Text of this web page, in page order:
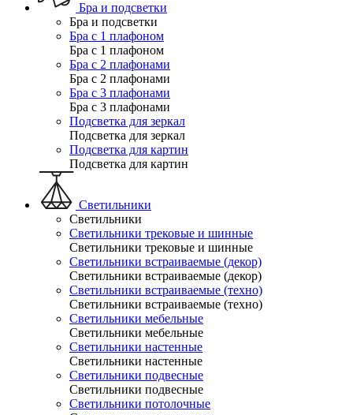
Бра и подсветки
Бра и подсветки
Бра с 1 плафоном
Бра с 1 плафоном
Бра с 2 плафонами
Бра с 2 плафонами
Бра с 3 плафонами
Бра с 3 плафонами
Подсветка для зеркал
Подсветка для зеркал
Подсветка для картин
Подсветка для картин
Светильники
Светильники
Светильники трековые и шинные
Светильники трековые и шинные
Светильники встраиваемые (декор)
Светильники встраиваемые (декор)
Светильники встраиваемые (техно)
Светильники встраиваемые (техно)
Светильники мебельные
Светильники мебельные
Светильники настенные
Светильники настенные
Светильники подвесные
Светильники подвесные
Светильники потолочные